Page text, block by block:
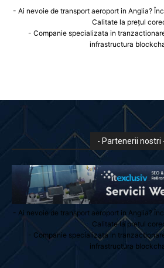
- Ai nevoie de transport aeroport in Anglia?
Calitate la prețul
- Companie specializata in
infrastructura
- Partenerii nostri
- Ai nevoie de transport aeroport in Anglia?
Calitate la prețul
- Companie specializata in
infrastructura